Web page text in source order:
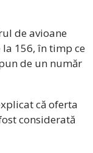
de avioane
156, în timp ce
de un număr
că oferta
considerată